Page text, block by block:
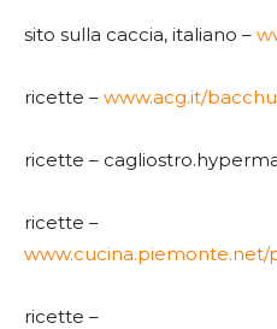
sito sulla caccia, italiano –
ricette – www.acg.it/
ricette –
ricette –
www.cucina.piemonte.net/
ricette –